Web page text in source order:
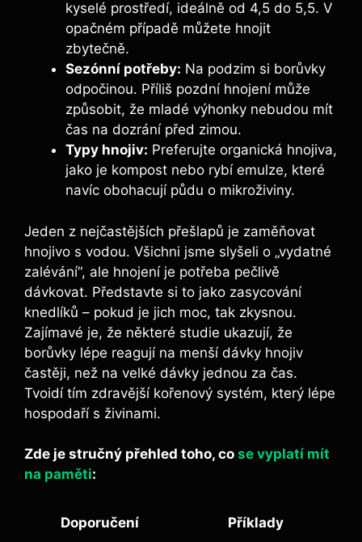
kyselé prostředí, ideálně od⁣ 4,5 do 5,5. ⁤V
opačném‍ případě můžete hnojit
zbytečně.
Sezónní potřeby: Na podzim si ⁤borůvky
odpočinou. Příliš pozdní hnojení ⁤může
způsobit, že mladé⁤ výhonky nebudou mít
čas ⁣na dozrání před⁣ zimou.
Typy hnojiv: Preferujte organická ​hnojiva,
jako je ⁣kompost nebo rybí emulze, ‍které
navíc obohacují půdu‍ o mikroživiny.
Jeden z nejčastějších přešlapů je zaměňovat
hnojivo s vodou. Všichni jsme slyšeli⁢ o „vydatné
zalévání“, ale hnojení je potřeba pečlivě
dávkovat. Představte si to jako ⁣zasycování‍
knedlíků – pokud⁢ je jich ⁣moc, tak zkysnou.
Zajímavé je, že⁢ některé studie ukazují, že
borůvky lépe reagují na menší dávky hnojiv
častěji, než na ⁤velké dávky jednou za čas.
Tvoidí tím zdravější ⁣kořenový ⁢systém, který lépe
hospodaří s živinami.
Zde je stručný přehled toho, co se vyplatí mít
na paměti:
Doporučení Příklady